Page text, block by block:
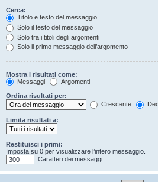
Cerca:
Titolo e testo del messaggio
Solo il testo del messaggio
Solo tra i titoli degli argomenti
Solo il primo messaggio dell’argomento
Mostra i risultati come:
Messaggi
Argomenti
Ordina risultati per:
Crescente
Limita risultati a:
Restituisci i primi:
Imposta su 0 per visualizzare l’intero messaggio.
Caratteri dei messaggi